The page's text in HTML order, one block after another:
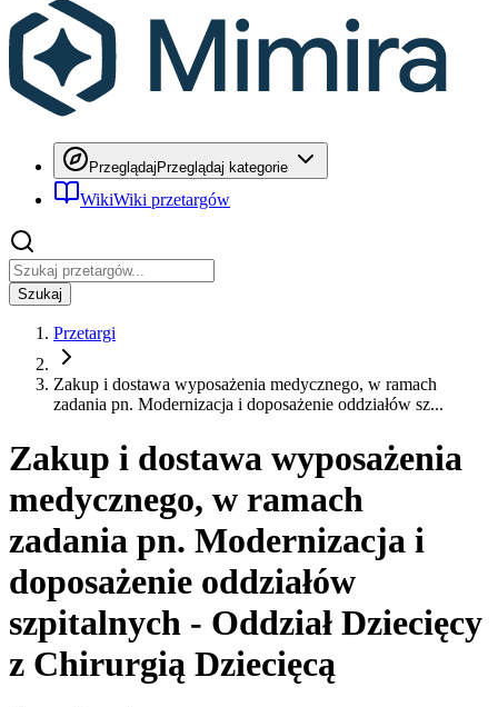
PrzeglądajPrzeglądaj kategorie
WikiWiki przetargów
Szukaj
Przetargi
Zakup i dostawa wyposażenia medycznego, w ramach
zadania pn. Modernizacja i doposażenie oddziałów sz...
Zakup i dostawa wyposażenia
medycznego, w ramach
zadania pn. Modernizacja i
doposażenie oddziałów
szpitalnych - Oddział Dziecięcy
z Chirurgią Dziecięcą